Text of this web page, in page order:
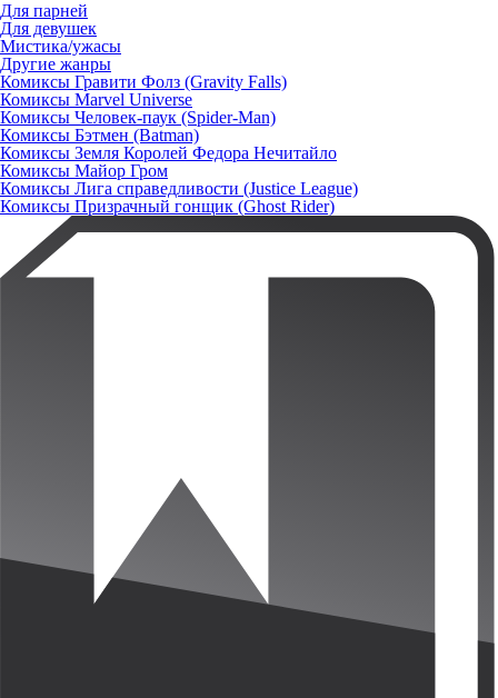
Для парней
Для девушек
Мистика/ужасы
Другие жанры
Комиксы Гравити Фолз (Gravity Falls)
Комиксы Marvel Universe
Комиксы Человек-паук (Spider-Man)
Комиксы Бэтмен (Batman)
Комиксы Земля Королей Федора Нечитайло
Комиксы Майор Гром
Комиксы Лига справедливости (Justice League)
Комиксы Призрачный гонщик (Ghost Rider)